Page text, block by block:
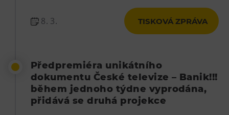
8. 3. TISKOVÁ ZPRÁVA
Předpremiéra unikátního
dokumentu České televize – Banik!!!
během jednoho týdne vyprodána,
přidává se druhá projekce